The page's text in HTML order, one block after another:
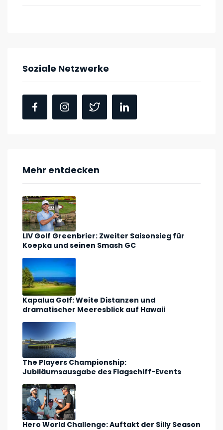
Soziale Netzwerke
Mehr entdecken
LIV Golf Greenbrier: Zweiter Saisonsieg für
Koepka und seinen Smash GC
Kapalua Golf: Weite Distanzen und
dramatischer Meeresblick auf Hawaii
The Players Championship:
Jubiläumsausgabe des Flagschiff-Events
Hero World Challenge: Auftakt der Silly Season